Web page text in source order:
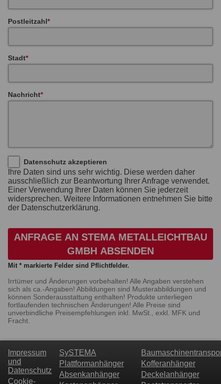
Postleitzahl
Stadt
Nachricht
Datenschutz akzeptieren
Ihre Daten sind uns sehr wichtig. Diese werden daher
ausschließlich zur Beantwortung Ihrer Anfrage verwendet.
Einer Verwendung Ihrer Daten können Sie jederzeit
widersprechen. Weitere Informationen entnehmen Sie bitte
der Datenschutzerklärung.
ANFRAGE AN STEMA METALLEICHTBAU
GMBH ABSENDEN
Mit * markierte Felder sind Pflichtfelder.
Irrtümer und Änderungen vorbehalten! Alle Angaben verstehen
sich als ca.-Angaben! Abbildungen sind Musterabbildungen und
können Sonderausstattung enthalten! Produkte unterliegen
fortlaufenden technischen Änderungen! Alle Preise sind
unverbindliche Preisempfehlungen inkl. MwSt., exkl. MFK und
Fracht.
Impressum
und
Datenschutz
Cookie-
SySTEMA
Plattformanhänger
Absenkanhänger
Kofferanhänger
Deckelanhänger